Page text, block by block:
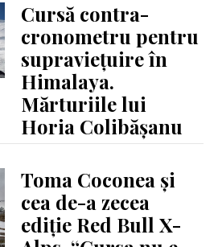
Cursă contra-
cronometru pentru
supraviețuire în
Himalaya.
Mărturiile lui
Horia Colibășanu
Toma Coconea și
cea de-a zecea
ediție Red Bull X-